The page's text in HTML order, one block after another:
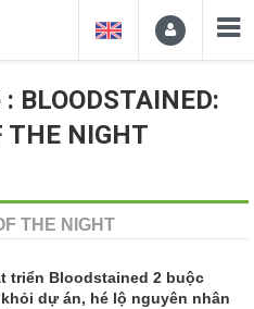
BLOODSTAINED:
THE NIGHT
THE NIGHT
triển Bloodstained 2 buộc
dự án, hé lộ nguyên nhân